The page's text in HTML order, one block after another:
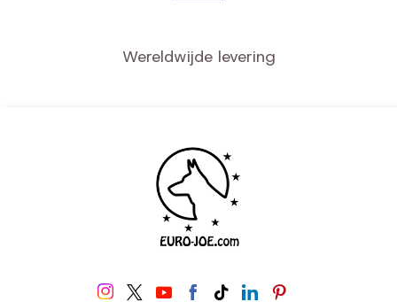
Wereldwijde levering